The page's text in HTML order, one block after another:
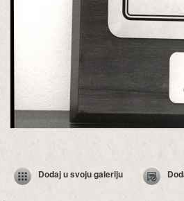
Dodaj u svoju galeriju